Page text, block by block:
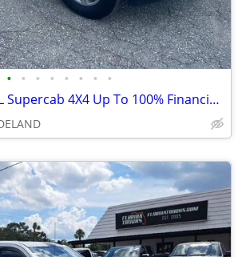
• • • • • • • •
2021 Ford F-150 XL Supercab 4X4 Up To 100% Financing/Warranty